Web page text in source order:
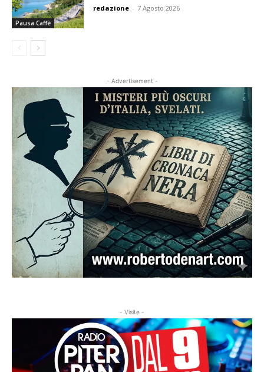
Pausa Caffè
redazione - 7 Agosto 2026
- Advertisement -
- Visite -